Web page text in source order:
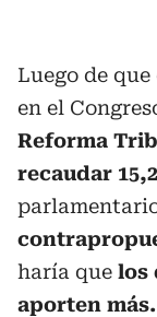
Luego de
en el
Reforma
recaudar
haría que los
aporten más.